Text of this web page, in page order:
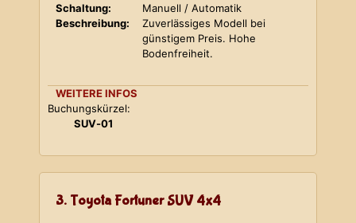
Schaltung:
Manuell / Automatik
Beschreibung:
Zuverlässiges Modell bei
günstigem Preis. Hohe
Bodenfreiheit.
WEITERE INFOS
Buchungskürzel:
SUV-01
3. Toyota Fortuner SUV 4x4